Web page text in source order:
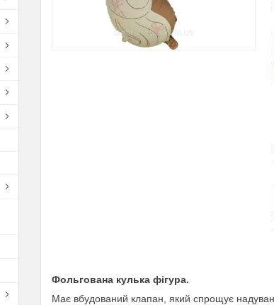
Фольгована кулька фігура.
Має вбудований клапан, який спрощує